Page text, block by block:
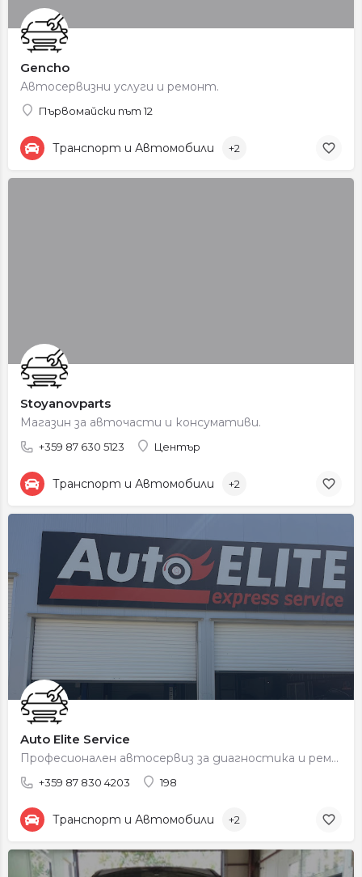
Gencho
Автосервизни услуги и ремонт.
Първомайски път 12
Транспорт и Автомобили +2
Stoyanovparts
Магазин за авточасти и консумативи.
+359 87 630 5123 Център
Транспорт и Автомобили +2
Auto Elite Service
Професионален автосервиз за диагностика и ремонт.
+359 87 830 4203 198
Транспорт и Автомобили +2